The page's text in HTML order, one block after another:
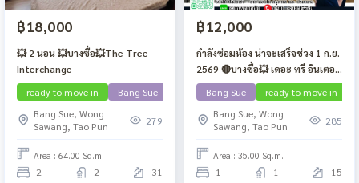
฿18,000
💥 2 นอน 💥บางซื่อ💥The Tree
Interchange
ready to move in
Bang Sue
Bang Sue, Wong
Sawang, Tao Pun
279
Area : 64.00 Sq.m.
2 2 31
฿12,000
กำลังซ่อมห้อง น่าจะเสร็จช่วง 1 ก.ย.
2569 🔴บางซื่อ💥 เดอะ ทรี อินเตอร์
เชนจ์💥
Bang Sue ready to move in
Bang Sue, Wong
Sawang, Tao Pun
285
Area : 35.00 Sq.m.
1 1 15